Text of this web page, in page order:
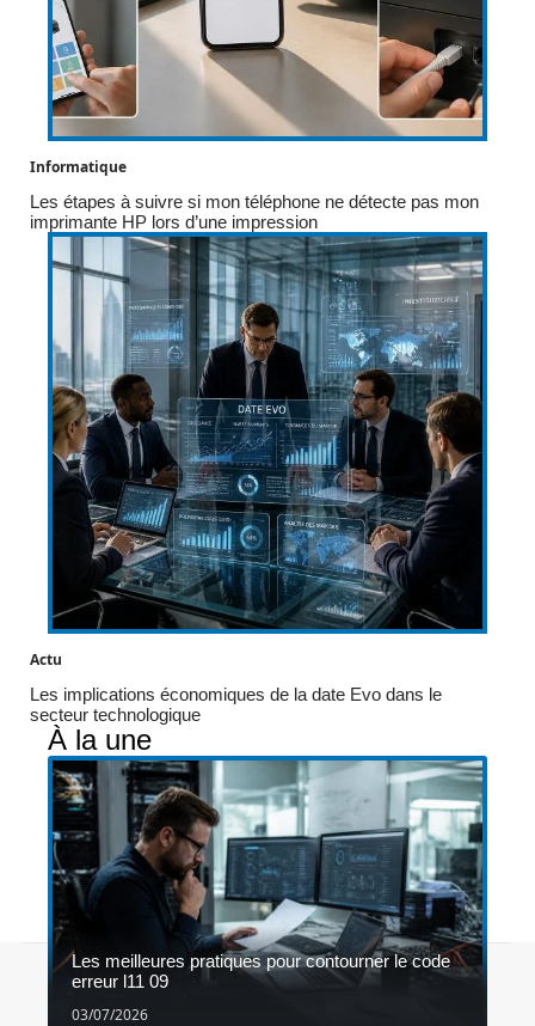
Informatique
Les étapes à suivre si mon téléphone ne détecte pas mon
imprimante HP lors d’une impression
Actu
Les implications économiques de la date Evo dans le
secteur technologique
À la une
Les meilleures pratiques pour contourner le code
erreur l11 09
03/07/2026
Contact Mentions légales Sitemap